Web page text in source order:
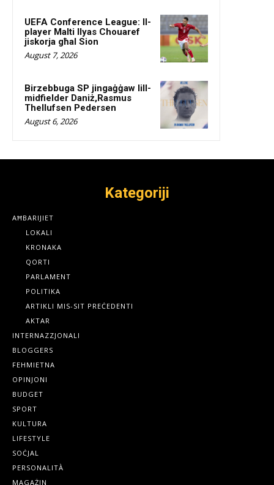
UEFA Conference League: Il-
player Malti Ilyas Chouaref
jiskorja għal Sion
August 7, 2026
Birzebbuga SP jingaġġaw lill-
midfielder Daniż,Rasmus
Thellufsen Pedersen
August 6, 2026
Kategoriji
AĦBARIJIET
LOKALI
KRONAKA
QORTI
PARLAMENT
POLITIKA
ARTIKLI MIS-SIT PREĊEDENTI
AKTAR
INTERNAZZJONALI
BLOGGERS
FEHMIETNA
OPINJONI
BUDGET
SPORT
KULTURA
LIFESTYLE
SOĊJAL
PERSONALITÀ
MAGAŻIN